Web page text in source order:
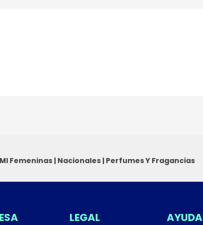
Femeninas| Nacionales| Perfumes Y Fragancias
LEGAL AYUDA